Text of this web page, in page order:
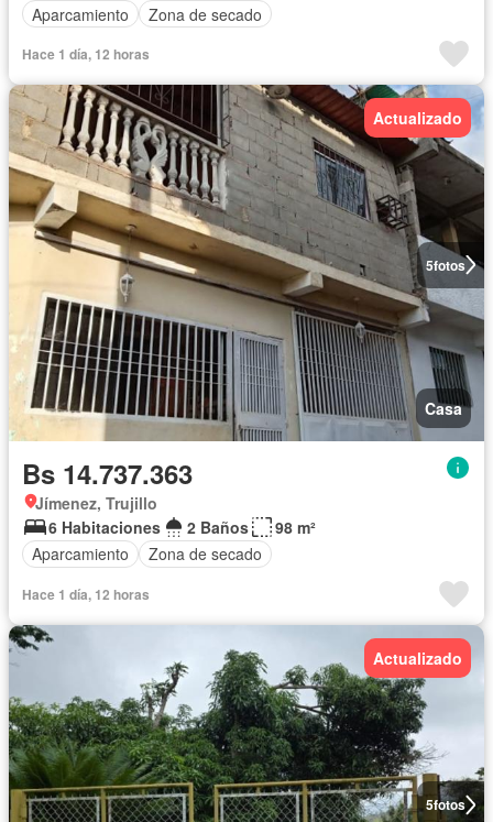
Aparcamiento
Zona de secado
Hace 1 día, 12 horas
5fotos
Actualizado
Casa
Bs 14.737.363
Jímenez, Trujillo
6 Habitaciones
2 Baños
98 m²
Aparcamiento
Zona de secado
Hace 1 día, 12 horas
5fotos
Actualizado